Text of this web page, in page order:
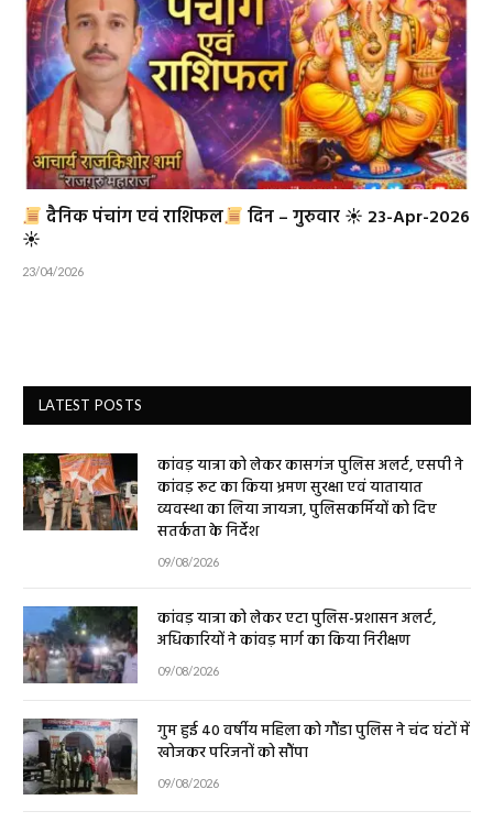
दैनिक पंचांग एवं राशिफल
दिन – गुरुवार ☀ 23-Apr-2026
☀
23/04/2026
LATEST POSTS
कांवड़ यात्रा को लेकर कासगंज पुलिस अलर्ट, एसपी ने
कांवड़ रूट का किया भ्रमण सुरक्षा एवं यातायात
व्यवस्था का लिया जायजा, पुलिसकर्मियों को दिए
सतर्कता के निर्देश
09/08/2026
कांवड़ यात्रा को लेकर एटा पुलिस-प्रशासन अलर्ट,
अधिकारियों ने कांवड़ मार्ग का किया निरीक्षण
09/08/2026
गुम हुई 40 वर्षीय महिला को गौंडा पुलिस ने चंद घंटों में
खोजकर परिजनों को सौंपा
09/08/2026